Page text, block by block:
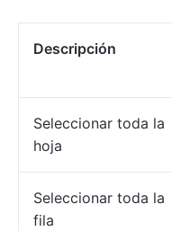
Descripción
Seleccionar toda la
hoja
Seleccionar toda la
fila